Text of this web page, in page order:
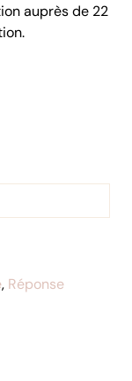
auprès de 22
, Réponse